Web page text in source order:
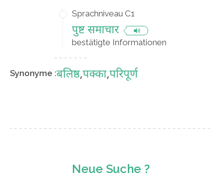
Sprachniveau C1
पुष्ट समाचार
bestätigte Informationen
Synonyme :बलिष्ठ,पक्का,परिपूर्ण
Neue Suche ?